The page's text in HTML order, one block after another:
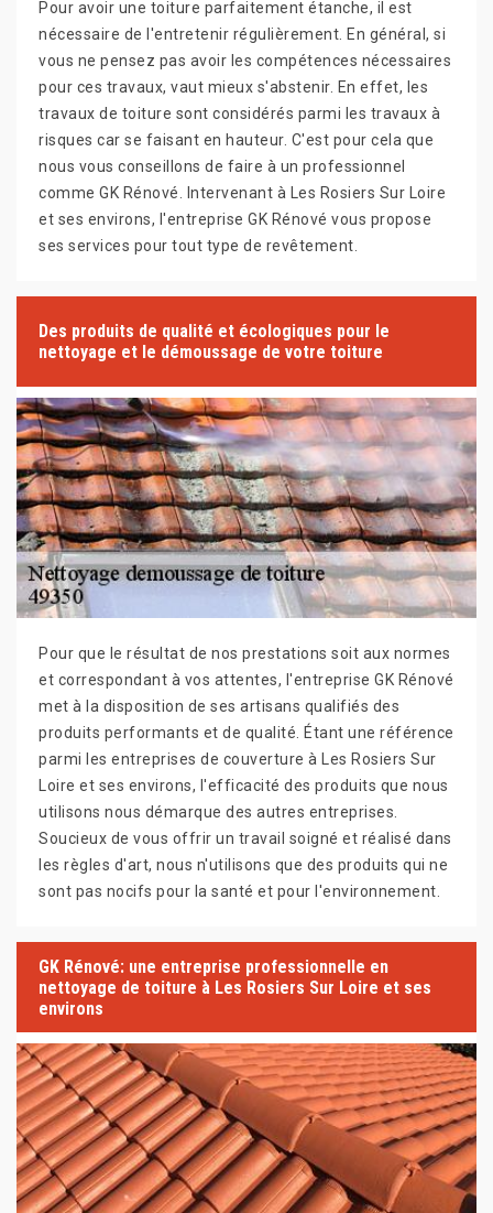
Pour avoir une toiture parfaitement étanche, il est
nécessaire de l'entretenir régulièrement. En général, si
vous ne pensez pas avoir les compétences nécessaires
pour ces travaux, vaut mieux s'abstenir. En effet, les
travaux de toiture sont considérés parmi les travaux à
risques car se faisant en hauteur. C'est pour cela que
nous vous conseillons de faire à un professionnel
comme GK Rénové. Intervenant à Les Rosiers Sur Loire
et ses environs, l'entreprise GK Rénové vous propose
ses services pour tout type de revêtement.
Des produits de qualité et écologiques pour le
nettoyage et le démoussage de votre toiture
Pour que le résultat de nos prestations soit aux normes
et correspondant à vos attentes, l'entreprise GK Rénové
met à la disposition de ses artisans qualifiés des
produits performants et de qualité. Étant une référence
parmi les entreprises de couverture à Les Rosiers Sur
Loire et ses environs, l'efficacité des produits que nous
utilisons nous démarque des autres entreprises.
Soucieux de vous offrir un travail soigné et réalisé dans
les règles d'art, nous n'utilisons que des produits qui ne
sont pas nocifs pour la santé et pour l'environnement.
GK Rénové: une entreprise professionnelle en
nettoyage de toiture à Les Rosiers Sur Loire et ses
environs